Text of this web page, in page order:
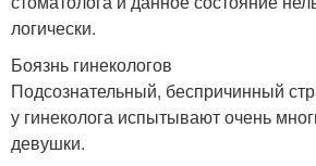
логически.
Боязнь гинекологов
Подсознательный, беспричинный
у гинеколога испытывают очень
девушки.